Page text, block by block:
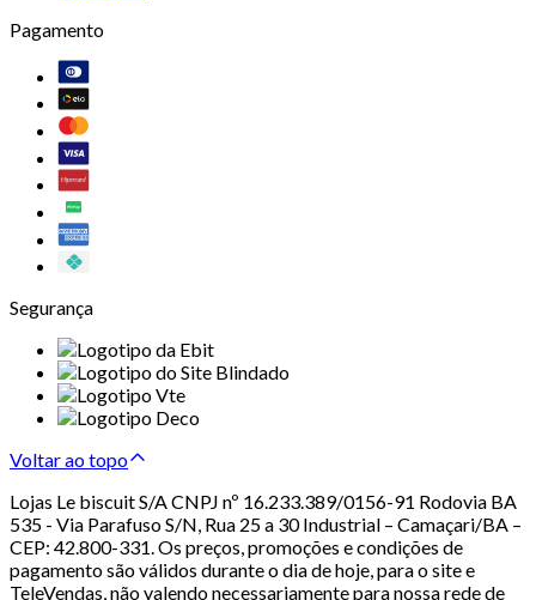
Pagamento
Segurança
Voltar ao topo
Lojas Le biscuit S/A CNPJ nº 16.233.389/0156-91 Rodovia BA
535 - Via Parafuso S/N, Rua 25 a 30 Industrial – Camaçari/BA –
CEP: 42.800-331. Os preços, promoções e condições de
pagamento são válidos durante o dia de hoje, para o site e
TeleVendas, não valendo necessariamente para nossa rede de